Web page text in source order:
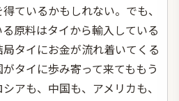
ているかもしれない。でも、
原料はタイから輸入している
タイにお金が流れ着いてくる
タイに歩み寄って来てももう
アも、中国も、アメリカも、